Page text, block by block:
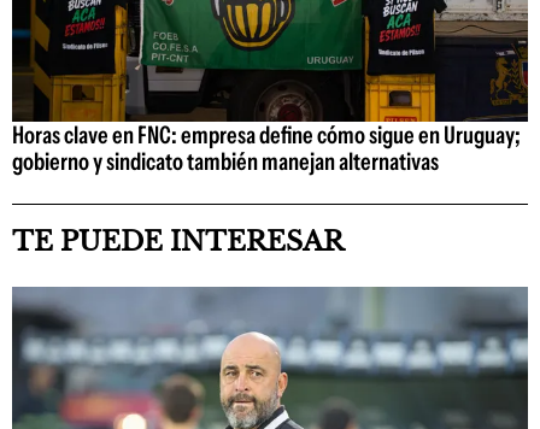
Horas clave en FNC: empresa define cómo sigue en Uruguay;
gobierno y sindicato también manejan alternativas
TE PUEDE INTERESAR